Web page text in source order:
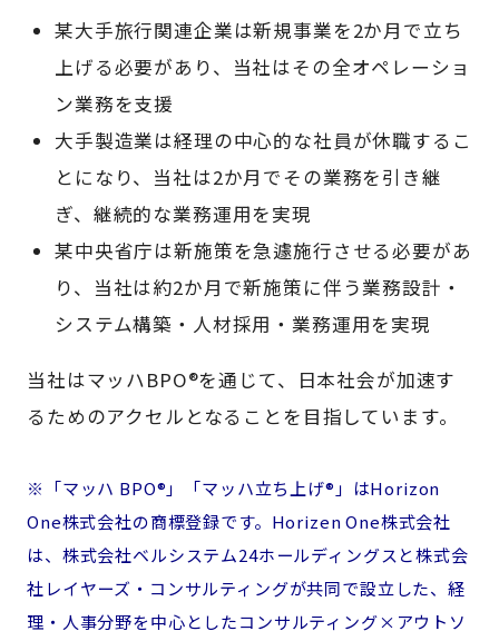
某大手旅行関連企業は新規事業を2か月で立ち
上げる必要があり、当社はその全オペレーショ
ン業務を支援
大手製造業は経理の中心的な社員が休職するこ
とになり、当社は2か月でその業務を引き継
ぎ、継続的な業務運用を実現
某中央省庁は新施策を急遽施行させる必要があ
り、当社は約2か月で新施策に伴う業務設計・
システム構築・人材採用・業務運用を実現
当社はマッハBPO®を通じて、日本社会が加速す
るためのアクセルとなることを目指しています。
※「マッハ BPO®」「マッハ立ち上げ®」はHorizon
One株式会社の商標登録です。Horizen One株式会社
は、株式会社ベルシステム24ホールディングスと株式会
社レイヤーズ・コンサルティングが共同で設立した、経
理・人事分野を中心としたコンサルティング×アウトソ